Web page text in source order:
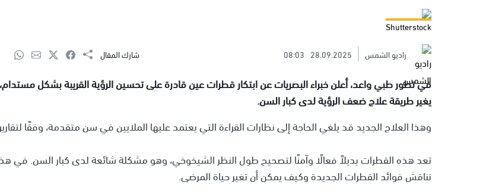
Shutterstock
راديو الشمس
28.09.2025
08:03 شارك المقال
في تطور طبي واعد، أعلن خبراء البصريات عن ابتكار قطرات عين قادرة على تحسين الرؤية القريبة بشكل
يغير طريقة علاج ضعف الرؤية لدى كبار السن.
وهذا العلاج الجديد قد يلغي الحاجة إلى نظارات القراءة التي يعتمد عليها الملايين في سن متقدمة، وفقًا
تعد هذه القطرات بديلاً فعالًا وآمنًا لتصحيح طول النظر الشيخوخي، وهو مشكلة شائعة لدى كبار السن. في
نناقش فوائد القطرات الجديدة وكيف يمكن أن تغير حياة المرضى.